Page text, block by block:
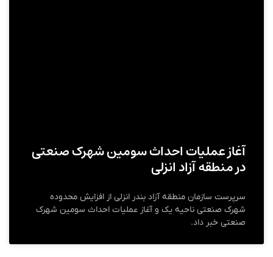
آغاز عملیات احداث سومین شهرک صنعتی
در منطقه آزاد انزلی
سرپرست سازمان منطقه آزاد بندر انزلی از افزایش محدوده
شهرک صنعتی ناحیه یک و آغاز عملیات احداث سومین شهرک
صنعتی خبر داد.